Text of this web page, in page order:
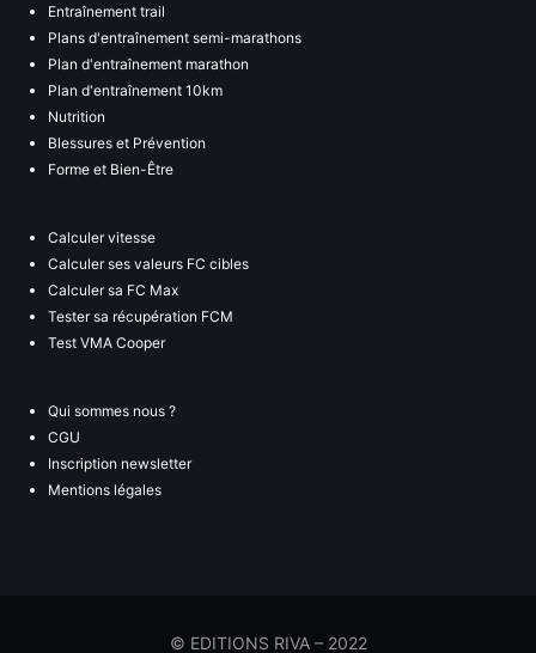
Entraînement trail
Plans d'entraînement semi-marathons
Plan d'entraînement marathon
Plan d'entraînement 10km
Nutrition
Blessures et Prévention
Forme et Bien-Être
Calculer vitesse
Calculer ses valeurs FC cibles
Calculer sa FC Max
Tester sa récupération FCM
Test VMA Cooper
Qui sommes nous ?
CGU
Inscription newsletter
Mentions légales
© EDITIONS RIVA – 2022